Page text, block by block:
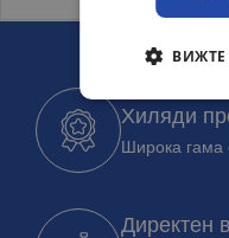
Хиляди
Широка гама
Директен